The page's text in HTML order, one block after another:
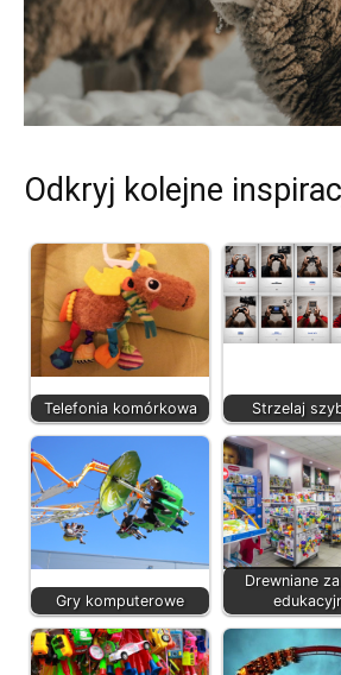
Odkryj kolejne
Telefonia komórkowa Strzelaj
Gry komputerowe
Drewniane